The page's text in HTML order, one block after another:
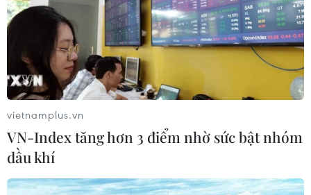
14/12/2018 04:56
Theo trang tin Mehr News của Iran, trọng tài người Iran
Alireza Faghani đã được chỉ định điều khiển trận chung
kết lượt về AFF Suzuki Cup 2018 giữa Việt Nam và
Malaysia trên sân vận động Mỹ Đình.
vietnamplus.vn
VN-Index tăng hơn 3 điểm nhờ sức bật nhóm
dầu khí